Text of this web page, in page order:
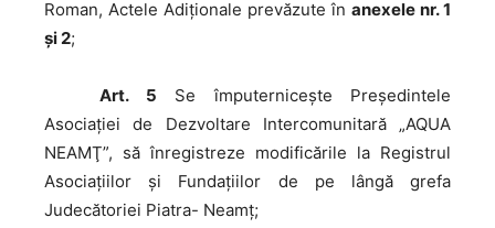
Roman, Actele Adiţionale prevăzute în anexele nr. 1
şi 2;
Art. 5 Se împuterniceşte Preşedintele
Asociaţiei de Dezvoltare Intercomunitară „AQUA
NEAMŢ”, să înregistreze modificările la Registrul
Asociaţiilor şi Fundaţiilor de pe lângă grefa
Judecătoriei Piatra- Neamţ;